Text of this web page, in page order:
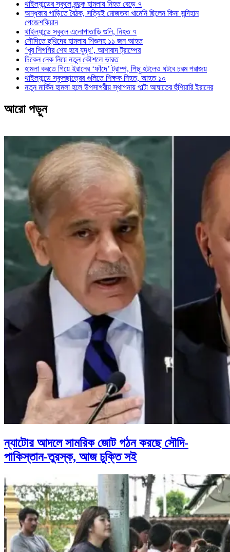
থাইল্যান্ডের স্কুলে বন্দুক হামলায় নিহত বেড়ে ৭
অন্ধকার গাড়িতে বৈঠক, সত্যিই মোজতবা খামেনি ছিলেন কিনা সন্দিহান
পেজেশকিয়ান
থাইল্যান্ডে স্কুলে এলোপাতাড়ি গুলি, নিহত ৭
সৌদিতে হুথিদের হামলায় শিশুসহ ১১ জন আহত
‘খুব শিগগির শেষ হবে যুদ্ধ’, আশাবাদ ট্রাম্পের
চিকেন নেক নিয়ে নতুন কৌশলে ভারত
হামলা করতে গিয়ে ইরানের ‘ফাঁদে’ ট্রাম্প, পিছু হটলেও ঘটবে চরম পরাজয়
থাইল্যান্ডে স্কুলছাত্রের গুলিতে শিক্ষক নিহত, আহত ১০
নতুন মার্কিন হামলা হলে উপসাগরীয় স্থাপনায় পাল্টা আঘাতের হুঁশিয়ারি ইরানের
আরো পড়ুন
ন্যাটোর আদলে সামরিক জোট গঠন করছে সৌদি-
পাকিস্তান-তুরস্ক, আজ চুক্তি সই